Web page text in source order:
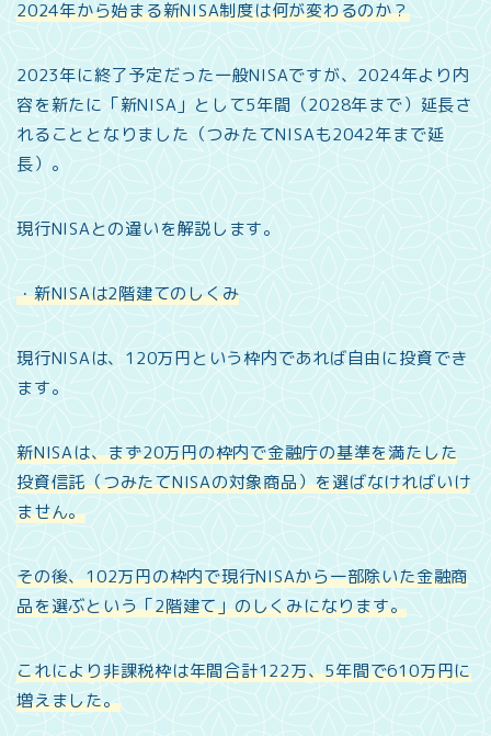
2024年から始まる新NISA制度は何が変わるのか？
2023年に終了予定だった一般NISAですが、2024年より内
容を新たに「新NISA」として5年間（2028年まで）延長さ
れることとなりました（つみたてNISAも2042年まで延
長）。
現行NISAとの違いを解説します。
・新NISAは2階建てのしくみ
現行NISAは、120万円という枠内であれば自由に投資でき
ます。
新NISAは、まず20万円の枠内で金融庁の基準を満たした
投資信託（つみたてNISAの対象商品）を選ばなければいけ
ません。
その後、102万円の枠内で現行NISAから一部除いた金融商
品を選ぶという「2階建て」のしくみになります。
これにより非課税枠は年間合計122万、5年間で610万円に
増えました。